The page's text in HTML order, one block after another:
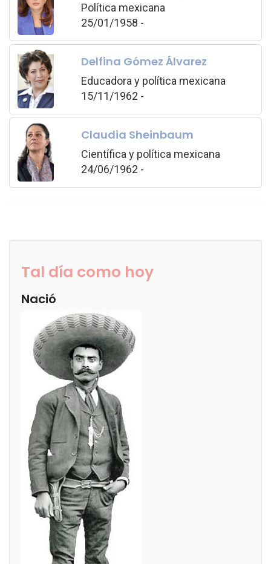
Política mexicana
25/01/1958 -
Delfina Gómez Álvarez
Educadora y política mexicana
15/11/1962 -
Claudia Sheinbaum
Científica y política mexicana
24/06/1962 -
Tal día como hoy
Nació